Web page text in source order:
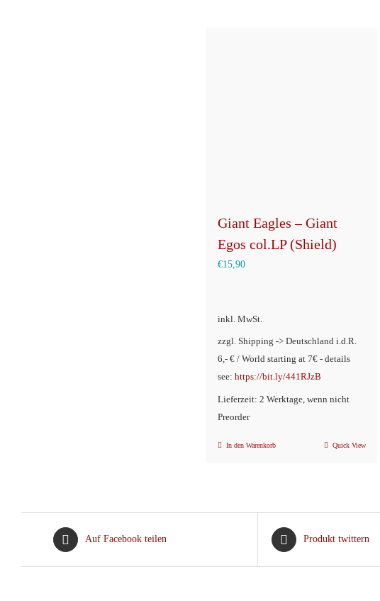
Giant Eagles – Giant
Egos col.LP (Shield)
€15,90
inkl. MwSt.
zzgl. Shipping -> Deutschland i.d.R.
6,- € / World starting at 7€ - details
see: https://bit.ly/441RJzB
Lieferzeit: 2 Werktage, wenn nicht
Preorder
In den Warenkorb Quick View
Auf Facebook teilen Produkt twittern